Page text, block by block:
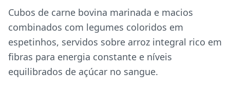
Cubos de carne bovina marinada e macios
combinados com legumes coloridos em
espetinhos, servidos sobre arroz integral rico em
fibras para energia constante e níveis
equilibrados de açúcar no sangue.